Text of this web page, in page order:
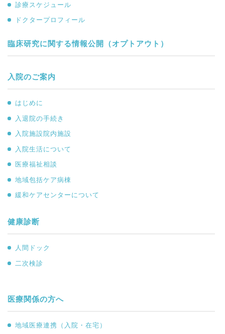
診療スケジュール
ドクタープロフィール
臨床研究に関する情報公開（オプトアウト）
入院のご案内
はじめに
入退院の手続き
入院施設院内施設
入院生活について
医療福祉相談
地域包括ケア病棟
緩和ケアセンターについて
健康診断
人間ドック
二次検診
医療関係の方へ
地域医療連携（入院・在宅）